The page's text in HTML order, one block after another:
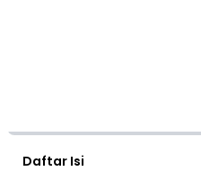
Daftar Isi